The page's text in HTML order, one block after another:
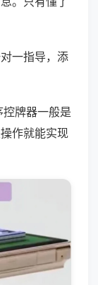
一指导，添
牌器一般是
作就能实现